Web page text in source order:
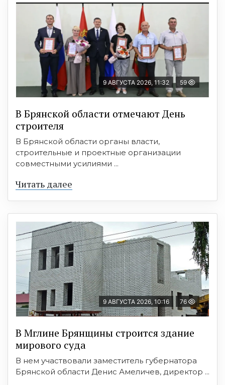
9 АВГУСТА 2026, 11:32 59
В Брянской области отмечают День
строителя
В Брянской области органы власти,
строительные и проектные организации
совместными усилиями ...
Читать далее
9 АВГУСТА 2026, 10:16 76
В Мглине Брянщины строится здание
мирового суда
В нем участвовали заместитель губернатора
Брянской области Денис Амеличев, директор ...